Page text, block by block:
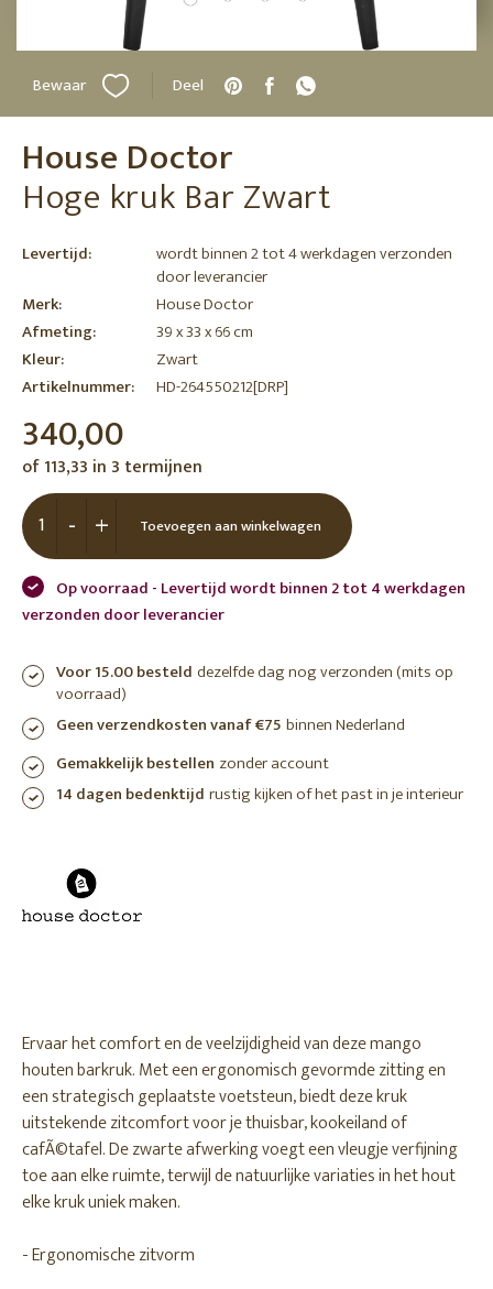
Bewaar Deel
House Doctor
Hoge kruk Bar Zwart
Levertijd:
wordt binnen 2 tot 4 werkdagen verzonden
door leverancier
Merk:
House Doctor
Afmeting:
39 x 33 x 66 cm
Kleur:
Zwart
Artikelnummer:
HD-264550212[DRP]
340,00
of 113,33 in 3 termijnen
+
- Toevoegen aan winkelwagen
Op voorraad - Levertijd wordt binnen 2 tot 4 werkdagen
verzonden door leverancier
Voor 15.00 besteld dezelfde dag nog verzonden (mits op
voorraad)
Geen verzendkosten vanaf €75 binnen Nederland
Gemakkelijk bestellen zonder account
14 dagen bedenktijd rustig kijken of het past in je interieur
Ervaar het comfort en de veelzijdigheid van deze mango
houten barkruk. Met een ergonomisch gevormde zitting en
een strategisch geplaatste voetsteun, biedt deze kruk
uitstekende zitcomfort voor je thuisbar, kookeiland of
cafÃ©tafel. De zwarte afwerking voegt een vleugje verfijning
toe aan elke ruimte, terwijl de natuurlijke variaties in het hout
elke kruk uniek maken.
- Ergonomische zitvorm